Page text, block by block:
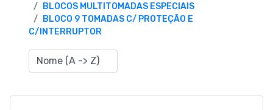
CATÁLOGOS
CAMPANHAS
BLOCOS MULTITOMADAS ESPECIAIS
BLOCO 9 TOMADAS C/ PROTEÇÃO E
C/INTERRUPTOR